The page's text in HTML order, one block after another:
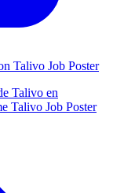
Talivo Job Poster
Talivo en
Talivo Job Poster